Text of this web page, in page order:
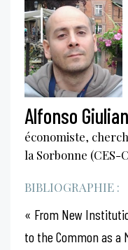
Alfonso
économiste,
la Sorbonne (CES-
BIBLIOGRAPHIE :
« From New
to the Common as a